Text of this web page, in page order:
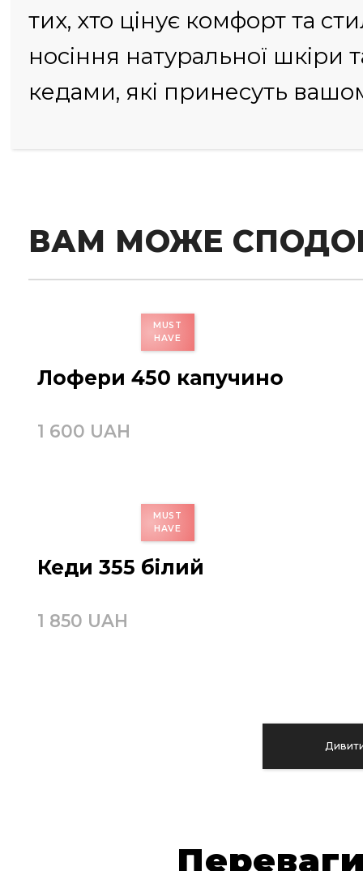
тих, хто цінує комфорт та
носіння натуральної
кедами, які принесуть
ВАМ МОЖЕ
Лофери 450 капучино
1 600 UAH
Кеди 355 білий
1 850 UAH